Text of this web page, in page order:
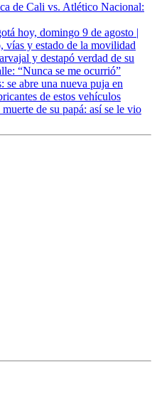
de Cali vs. Atlético Nacional:
hoy, domingo 9 de agosto |
vías y estado de la movilidad
y destapó verdad de su
“Nunca se me ocurrió”
se abre una nueva puja en
de estos vehículos
de su papá: así se le vio